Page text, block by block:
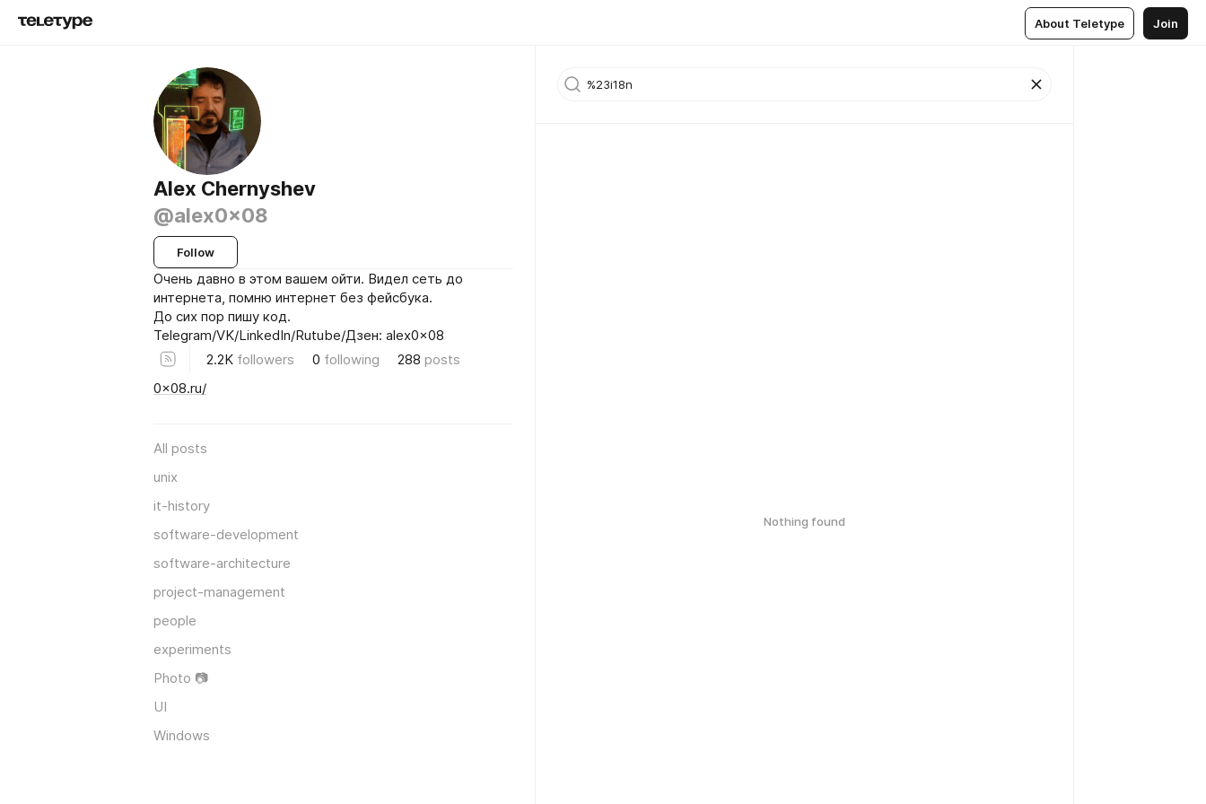
About Teletype Join
Alex Chernyshev
@alex0x08
Follow
Очень давно в этом вашем ойти. Видел сеть до
интернета, помню интернет без фейсбука.
До сих пор пишу код.
Telegram/VK/LinkedIn/Rutube/Дзен: alex0x08
2.2K followers 0 following 288 posts
0x08.ru/
All posts
unix
it-history
software-development
software-architecture
project-management
people
experiments
Photo 📷
UI
Windows
Nothing found